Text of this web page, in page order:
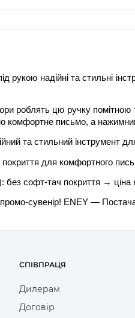
рукою надійні та стильні
роблять цю ручку
комфортне письмо, а
та стильний інструмент
для комфортного
без софт-тач покриття → ціна
сувенір! ENEY —
СПІВПРАЦЯ
Дилерам
Договір